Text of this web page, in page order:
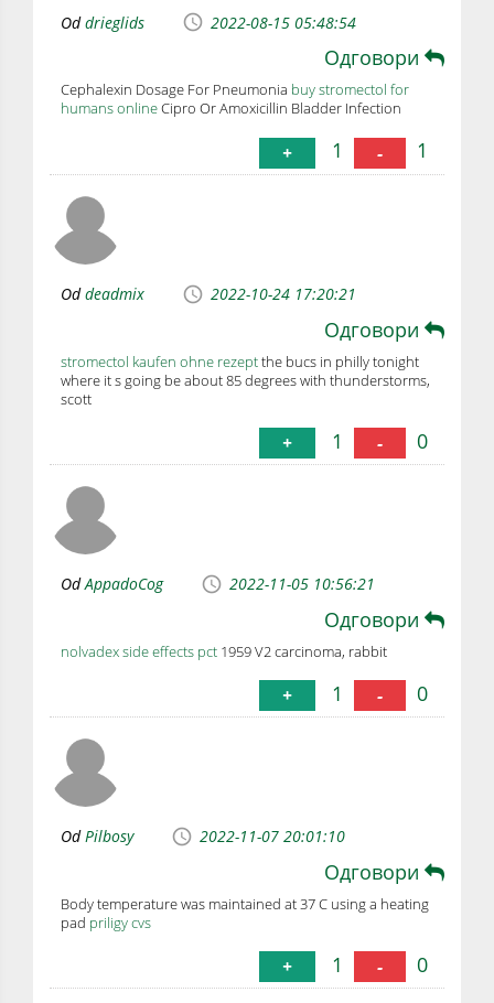
Oddrieglids 2022-08-15 05:48:54
Одговори
Cephalexin Dosage For Pneumonia buy stromectol for
humans onlineCipro Or Amoxicillin Bladder Infection
+ 1 - 1
Oddeadmix 2022-10-24 17:20:21
Одговори
stromectol kaufen ohne rezeptthe bucs in philly tonight
where it s going be about 85 degrees with thunderstorms,
scott
+ 1 - 0
OdAppadoCog 2022-11-05 10:56:21
Одговори
nolvadex side effects pct 1959 V2 carcinoma, rabbit
+ 1 - 0
OdPilbosy 2022-11-07 20:01:10
Одговори
Body temperature was maintained at 37 C using a heating
pad priligy cvs
+ 1 - 0